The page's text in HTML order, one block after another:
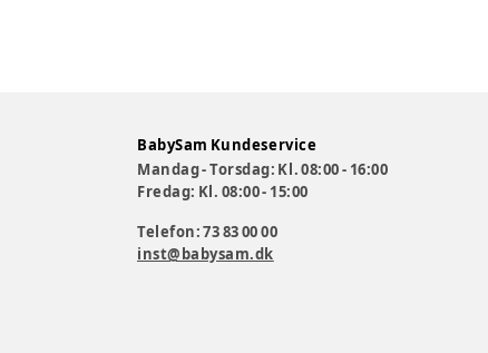
BabySam Kundeservice
Mandag - Torsdag: Kl. 08:00 - 16:00
Fredag: Kl. 08:00 - 15:00
Telefon: 73 83 00 00
inst@babysam.dk